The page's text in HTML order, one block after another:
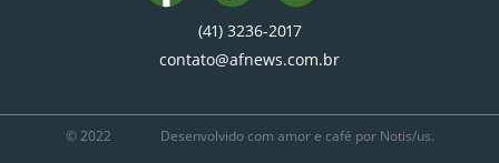
(41) 3236-2017
contato@afnews.com.br
© 2022 Desenvolvido com amor e café por Notis/us.